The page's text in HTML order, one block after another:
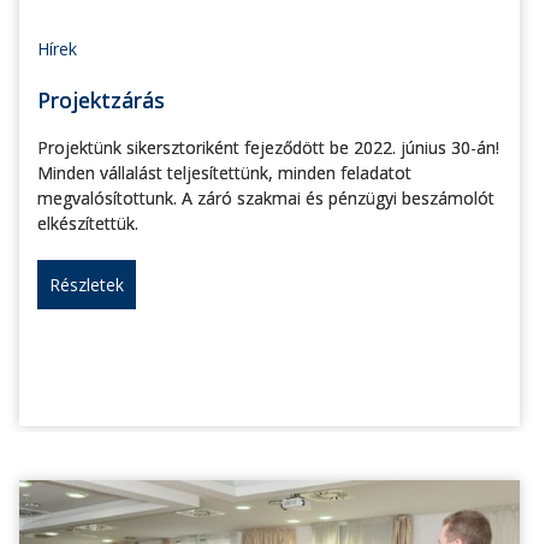
Hírek
Projektzárás
Projektünk sikersztoriként fejeződött be 2022. június 30-án!
Minden vállalást teljesítettünk, minden feladatot
megvalósítottunk. A záró szakmai és pénzügyi beszámolót
elkészítettük.
Részletek